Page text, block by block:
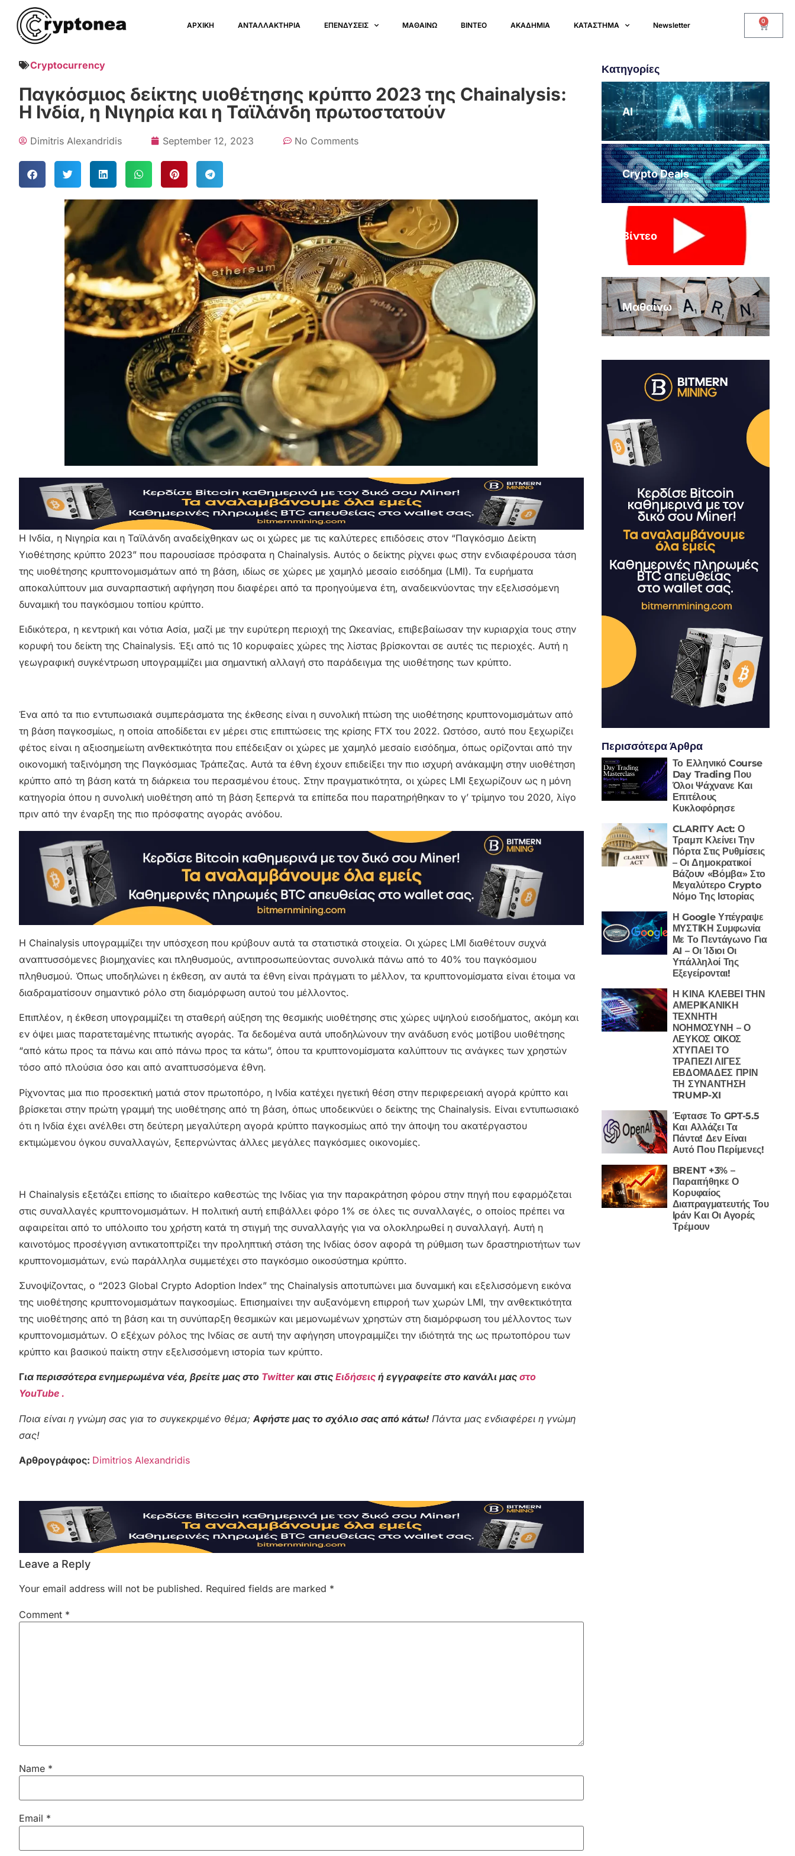
ΑΡΧΙΚΗ ΑΝΤΑΛΛΑΚΤΗΡΙΑ ΕΠΕΝΔΥΣΕΙΣ ΜΑΘΑΙΝΩ ΒΙΝΤΕΟ ΑΚΑΔΗΜΙΑ ΚΑΤΑΣΤΗΜΑ Newsletter 0
Cryptocurrency
Παγκόσμιος δείκτης υιοθέτησης κρύπτο 2023 της Chainalysis:
Η Ινδία, η Νιγηρία και η Ταϊλάνδη πρωτοστατούν
Dimitris Alexandridis September 12, 2023 No Comments
Η Ινδία, η Νιγηρία και η Ταϊλάνδη αναδείχθηκαν ως οι χώρες με τις καλύτερες επιδόσεις στον “Παγκόσμιο Δείκτη
Υιοθέτησης κρύπτο 2023” που παρουσίασε πρόσφατα η Chainalysis. Αυτός ο δείκτης ρίχνει φως στην ενδιαφέρουσα τάση
της υιοθέτησης κρυπτονομισμάτων από τη βάση, ιδίως σε χώρες με χαμηλό μεσαίο εισόδημα (LMI). Τα ευρήματα
αποκαλύπτουν μια συναρπαστική αφήγηση που διαφέρει από τα προηγούμενα έτη, αναδεικνύοντας την εξελισσόμενη
δυναμική του παγκόσμιου τοπίου κρύπτο.
Ειδικότερα, η κεντρική και νότια Ασία, μαζί με την ευρύτερη περιοχή της Ωκεανίας, επιβεβαίωσαν την κυριαρχία τους στην
κορυφή του δείκτη της Chainalysis. Έξι από τις 10 κορυφαίες χώρες της λίστας βρίσκονται σε αυτές τις περιοχές. Αυτή η
γεωγραφική συγκέντρωση υπογραμμίζει μια σημαντική αλλαγή στο παράδειγμα της υιοθέτησης των κρύπτο.
Ένα από τα πιο εντυπωσιακά συμπεράσματα της έκθεσης είναι η συνολική πτώση της υιοθέτησης κρυπτονομισμάτων από
τη βάση παγκοσμίως, η οποία αποδίδεται εν μέρει στις επιπτώσεις της κρίσης FTX του 2022. Ωστόσο, αυτό που ξεχωρίζει
φέτος είναι η αξιοσημείωτη ανθεκτικότητα που επέδειξαν οι χώρες με χαμηλό μεσαίο εισόδημα, όπως ορίζονται από την
οικονομική ταξινόμηση της Παγκόσμιας Τράπεζας. Αυτά τα έθνη έχουν επιδείξει την πιο ισχυρή ανάκαμψη στην υιοθέτηση
κρύπτο από τη βάση κατά τη διάρκεια του περασμένου έτους. Στην πραγματικότητα, οι χώρες LMI ξεχωρίζουν ως η μόνη
κατηγορία όπου η συνολική υιοθέτηση από τη βάση ξεπερνά τα επίπεδα που παρατηρήθηκαν το γ’ τρίμηνο του 2020, λίγο
πριν από την έναρξη της πιο πρόσφατης αγοράς ανόδου.
Η Chainalysis υπογραμμίζει την υπόσχεση που κρύβουν αυτά τα στατιστικά στοιχεία. Οι χώρες LMI διαθέτουν συχνά
αναπτυσσόμενες βιομηχανίες και πληθυσμούς, αντιπροσωπεύοντας συνολικά πάνω από το 40% του παγκόσμιου
πληθυσμού. Όπως υποδηλώνει η έκθεση, αν αυτά τα έθνη είναι πράγματι το μέλλον, τα κρυπτονομίσματα είναι έτοιμα να
διαδραματίσουν σημαντικό ρόλο στη διαμόρφωση αυτού του μέλλοντος.
Επιπλέον, η έκθεση υπογραμμίζει τη σταθερή αύξηση της θεσμικής υιοθέτησης στις χώρες υψηλού εισοδήματος, ακόμη και
εν όψει μιας παρατεταμένης πτωτικής αγοράς. Τα δεδομένα αυτά υποδηλώνουν την ανάδυση ενός μοτίβου υιοθέτησης
“από κάτω προς τα πάνω και από πάνω προς τα κάτω”, όπου τα κρυπτονομίσματα καλύπτουν τις ανάγκες των χρηστών
τόσο από πλούσια όσο και από αναπτυσσόμενα έθνη.
Ρίχνοντας μια πιο προσεκτική ματιά στον πρωτοπόρο, η Ινδία κατέχει ηγετική θέση στην περιφερειακή αγορά κρύπτο και
βρίσκεται στην πρώτη γραμμή της υιοθέτησης από τη βάση, όπως υποδεικνύει ο δείκτης της Chainalysis. Είναι εντυπωσιακό
ότι η Ινδία έχει ανέλθει στη δεύτερη μεγαλύτερη αγορά κρύπτο παγκοσμίως από την άποψη του ακατέργαστου
εκτιμώμενου όγκου συναλλαγών, ξεπερνώντας άλλες μεγάλες παγκόσμιες οικονομίες.
Η Chainalysis εξετάζει επίσης το ιδιαίτερο καθεστώς της Ινδίας για την παρακράτηση φόρου στην πηγή που εφαρμόζεται
στις συναλλαγές κρυπτονομισμάτων. Η πολιτική αυτή επιβάλλει φόρο 1% σε όλες τις συναλλαγές, ο οποίος πρέπει να
αφαιρείται από το υπόλοιπο του χρήστη κατά τη στιγμή της συναλλαγής για να ολοκληρωθεί η συναλλαγή. Αυτή η
καινοτόμος προσέγγιση αντικατοπτρίζει την προληπτική στάση της Ινδίας όσον αφορά τη ρύθμιση των δραστηριοτήτων των
κρυπτονομισμάτων, ενώ παράλληλα συμμετέχει στο παγκόσμιο οικοσύστημα κρύπτο.
Συνοψίζοντας, ο “2023 Global Crypto Adoption Index” της Chainalysis αποτυπώνει μια δυναμική και εξελισσόμενη εικόνα
της υιοθέτησης κρυπτονομισμάτων παγκοσμίως. Επισημαίνει την αυξανόμενη επιρροή των χωρών LMI, την ανθεκτικότητα
της υιοθέτησης από τη βάση και τη συνύπαρξη θεσμικών και μεμονωμένων χρηστών στη διαμόρφωση του μέλλοντος των
κρυπτονομισμάτων. Ο εξέχων ρόλος της Ινδίας σε αυτή την αφήγηση υπογραμμίζει την ιδιότητά της ως πρωτοπόρου των
κρύπτο και βασικού παίκτη στην εξελισσόμενη ιστορία των κρύπτο.
Για περισσότερα ενημερωμένα νέα, βρείτε μας στο Twitter και στις Ειδήσεις ή εγγραφείτε στο κανάλι μας στο
YouTube .
Ποια είναι η γνώμη σας για το συγκεκριμένο θέμα; Αφήστε μας το σχόλιο σας από κάτω! Πάντα μας ενδιαφέρει η γνώμη
σας!
Αρθρογράφος: Dimitrios Alexandridis
Leave a Reply
Your email address will not be published. Required fields are marked *
Comment *
Name *
Email *
Κατηγορίες
AI
Crypto Deals
Βίντεο
Μαθαίνω
Περισσότερα Άρθρα
Το Ελληνικό Course
Day Trading Που
Όλοι Ψάχνανε Και
Επιτέλους
Κυκλοφόρησε
CLARITY Act: Ο
Τραμπ Κλείνει Την
Πόρτα Στις Ρυθμίσεις
– Οι Δημοκρατικοί
Βάζουν «Βόμβα» Στο
Μεγαλύτερο Crypto
Νόμο Της Ιστορίας
Η Google Υπέγραψε
ΜΥΣΤΙΚΗ Συμφωνία
Με Το Πεντάγωνο Για
AI – Οι Ίδιοι Οι
Υπάλληλοί Της
Εξεγείρονται!
Η ΚΙΝΑ ΚΛΕΒΕΙ ΤΗΝ
ΑΜΕΡΙΚΑΝΙΚΗ
ΤΕΧΝΗΤΗ
ΝΟΗΜΟΣΥΝΗ – Ο
ΛΕΥΚΟΣ ΟΙΚΟΣ
ΧΤΥΠΑΕΙ ΤΟ
ΤΡΑΠΕΖΙ ΛΙΓΕΣ
ΕΒΔΟΜΑΔΕΣ ΠΡΙΝ
ΤΗ ΣΥΝΑΝΤΗΣΗ
TRUMP-XI
Έφτασε Το GPT-5.5
Και Αλλάζει Τα
Πάντα! Δεν Είναι
Αυτό Που Περίμενες!
BRENT +3% –
Παραιτήθηκε Ο
Κορυφαίος
Διαπραγματευτής Του
Ιράν Και Οι Αγορές
Τρέμουν